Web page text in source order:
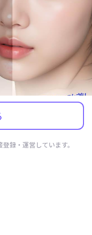
録・運営しています。